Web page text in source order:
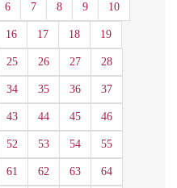
6 7 8 9 10
16 17 18 19
25 26 27 28
34 35 36 37
43 44 45 46
52 53 54 55
61 62 63 64